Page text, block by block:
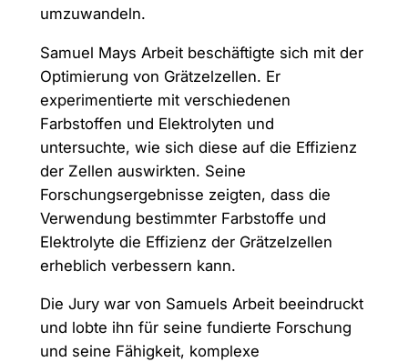
umzuwandeln.
Samuel Mays Arbeit beschäftigte sich mit der
Optimierung von Grätzelzellen. Er
experimentierte mit verschiedenen
Farbstoffen und Elektrolyten und
untersuchte, wie sich diese auf die Effizienz
der Zellen auswirkten. Seine
Forschungsergebnisse zeigten, dass die
Verwendung bestimmter Farbstoffe und
Elektrolyte die Effizienz der Grätzelzellen
erheblich verbessern kann.
Die Jury war von Samuels Arbeit beeindruckt
und lobte ihn für seine fundierte Forschung
und seine Fähigkeit, komplexe